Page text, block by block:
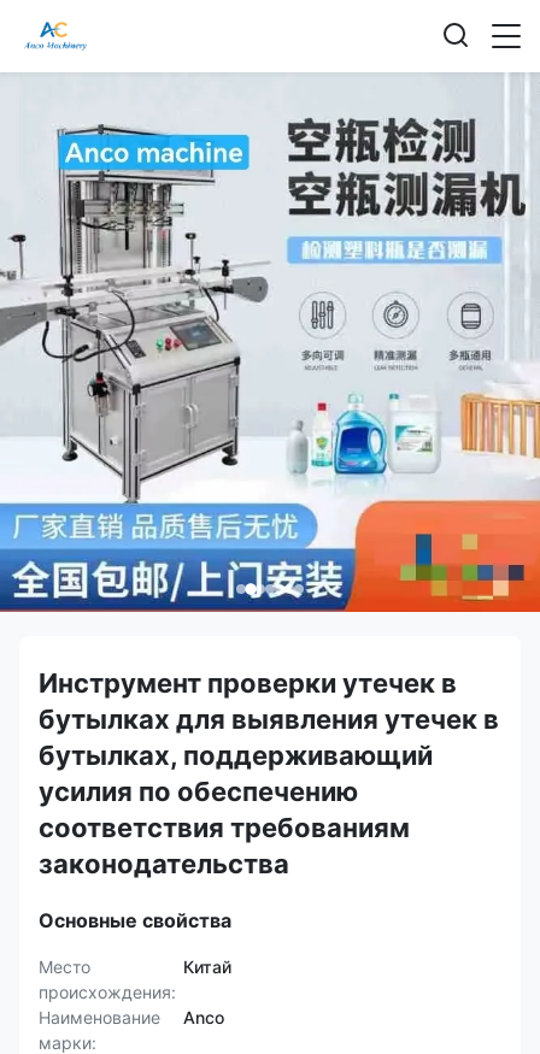
Инструмент проверки утечек в
бутылках для выявления утечек в
бутылках, поддерживающий
усилия по обеспечению
соответствия требованиям
законодательства
Основные свойства
Место
происхождения:
Китай
Наименование
марки:
Anco